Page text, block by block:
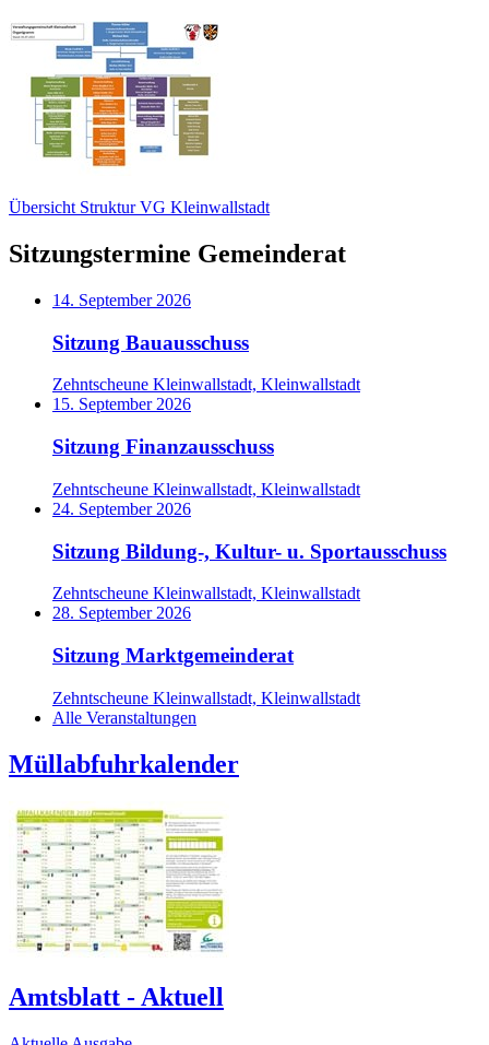
Übersicht Struktur VG Kleinwallstadt
Sitzungstermine Gemeinderat
14. September 2026
Sitzung Bauausschuss
Zehntscheune Kleinwallstadt, Kleinwallstadt
15. September 2026
Sitzung Finanzausschuss
Zehntscheune Kleinwallstadt, Kleinwallstadt
24. September 2026
Sitzung Bildung-, Kultur- u. Sportausschuss
Zehntscheune Kleinwallstadt, Kleinwallstadt
28. September 2026
Sitzung Marktgemeinderat
Zehntscheune Kleinwallstadt, Kleinwallstadt
Alle Veranstaltungen
Müllabfuhrkalender
Amtsblatt - Aktuell